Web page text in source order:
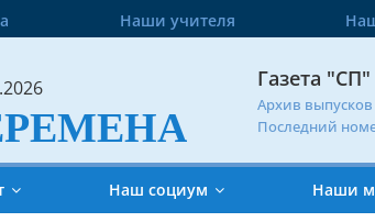
Наши учителя
Газета "СП"
Архив выпусков
Последний
Наш социум Наши